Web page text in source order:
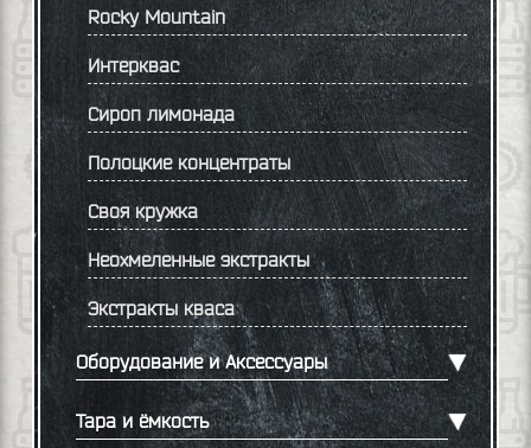
Rocky Mountain
Интерквас
Сироп лимонада
Полоцкие концентраты
Своя кружка
Неохмеленные экстракты
Экстракты кваса
Оборудование и Аксессуары
Тара и ёмкость